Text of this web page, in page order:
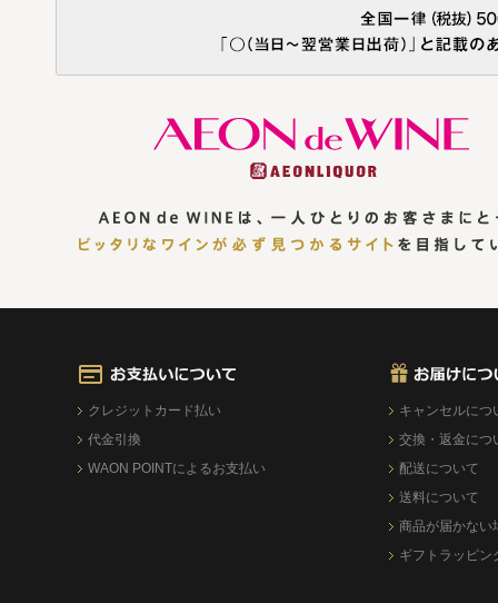
クレジットカード払い
代金引換
WAON POINTによるお支払い
キャンセルにつ
交換・返金につ
配送について
送料について
商品が届かない
ギフトラッピン